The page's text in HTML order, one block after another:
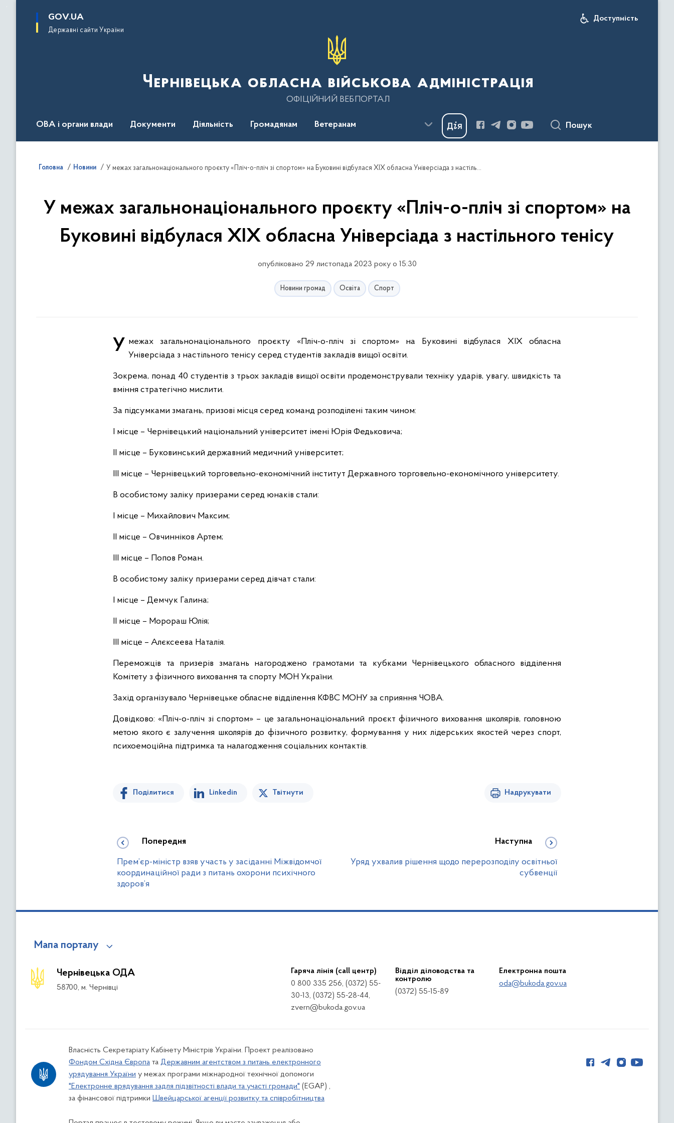
основного
GOV.UA
Державні сайти України
Доступність
Чернівецька обласна військова адміністрація
ОФІЦІЙНИЙ ВЕБПОРТАЛ
ОВА і органи влади Документи Діяльність Громадянам Ветеранам Пошук
Головна Новини У межах загальнонаціонального проєкту «Пліч-о-пліч зі спортом» на Буковині відбулася ХІХ обласна Універсіада з настільного тенісу
У межах загальнонаціонального проєкту «Пліч-о-пліч зі спортом» на
Буковині відбулася ХІХ обласна Універсіада з настільного тенісу
опубліковано 29 листопада 2023 року о 15:30
Новини громад Освіта Спорт
У межах загальнонаціонального проєкту «Пліч-о-пліч зі спортом» на Буковині відбулася ХІХ обласна Універсіада з настільного тенісу серед студентів закладів вищої освіти.
Зокрема, понад 40 студентів з трьох закладів вищої освіти продемонстрували техніку ударів, увагу, швидкість та
вміння стратегічно мислити.
За підсумками змагань, призові місця серед команд розподілені таким чином:
І місце – Чернівецький національний університет імені Юрія Федьковича;
ІІ місце – Буковинський державний медичний університет;
IІІ місце – Чернівецький торговельно-економічний інститут Державного торговельно-економічного університету.
В особистому заліку призерами серед юнаків стали:
І місце – Михайлович Максим;
ІІ місце – Овчинніков Артем;
ІІІ місце – Попов Роман.
В особистому заліку призерами серед дівчат стали:
І місце – Демчук Галина;
ІІ місце – Морораш Юлія;
ІІІ місце – Алєксеева Наталія.
Переможців та призерів змагань нагороджено грамотами та кубками Чернівецького обласного відділення
Комітету з фізичного виховання та спорту МОН України.
Захід організувало Чернівецьке обласне відділення КФВС МОНУ за сприяння ЧОВА.
Довідково: «Пліч-о-пліч зі спортом» – це загальнонаціональний проєкт фізичного виховання школярів, головною
метою якого є залучення школярів до фізичного розвитку, формування у них лідерських якостей через спорт,
психоемоційна підтримка та налагодження соціальних контактів.
Поділитися Linkedin Твітнути Надрукувати
Попередня
Прем’єр-міністр взяв участь у засіданні Міжвідомчої
координаційної ради з питань охорони психічного
здоров’я
Наступна
Уряд ухвалив рішення щодо перерозподілу освітньої
субвенції
Мапа порталу
Чернівецька ОДА
58700, м. Чернівці
Гаряча лінія (call центр)
0 800 335 256, (0372) 55-
30-13, (0372) 55-28-44,
zvern@bukoda.gov.ua
Відділ діловодства та
контролю
(0372) 55-15-89
Електронна пошта
oda@bukoda.gov.ua
Власність Секретаріату Кабінету Міністрів України. Проект реалізовано
Фондом Східна Європа та Державним агентством з питань електронного
урядування України у межах програми міжнародної технічної допомоги
"Електронне врядування задля підзвітності влади та участі громади" (EGAP) ,
за фінансової підтримки Швейцарської агенції розвитку та співробітництва